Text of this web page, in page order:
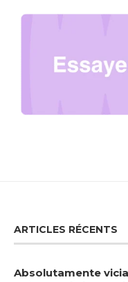
ARTICLES RÉCENTS
Absolutamente